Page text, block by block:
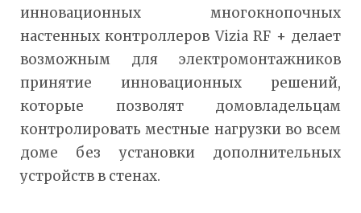
инновационных многокнопочных
настенных контроллеров Vizia RF + делает
возможным для электромонтажников
принятие инновационных решений,
которые позволят домовладельцам
контролировать местные нагрузки во всем
доме без установки дополнительных
устройств в стенах.